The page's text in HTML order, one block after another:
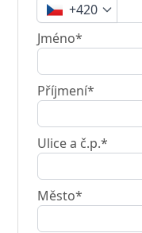
+420
Jméno*
Příjmení*
Ulice a č.p.*
Město*